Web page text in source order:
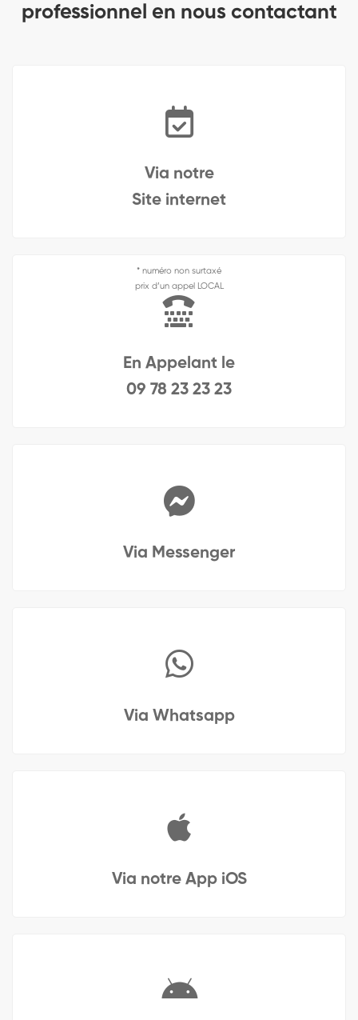
professionnel en nous contactant
Via notre
Site internet
* numéro non surtaxé
prix d’un appel LOCAL
En Appelant le
09 78 23 23 23
Via Messenger
Via Whatsapp
Via notre App iOS